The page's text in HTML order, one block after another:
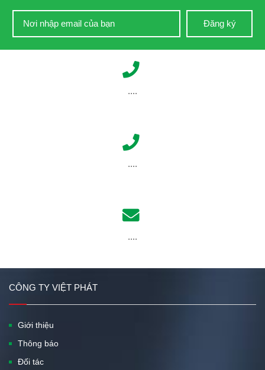
Đăng ký
....
....
....
CÔNG TY VIỆT PHÁT
Giới thiệu
Thông báo
Đối tác